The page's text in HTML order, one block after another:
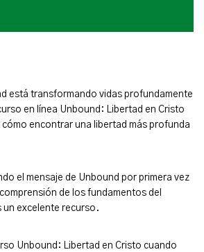
está transformando vidas profundamente
en línea Unbound: Libertad en Cristo
cómo encontrar una libertad más profunda
el mensaje de Unbound por primera vez
de los fundamentos del
excelente recurso.
Unbound: Libertad en Cristo cuando